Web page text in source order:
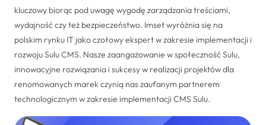
Strony internetowe
Aplikacje mobilne
Bezpieczeństwo
Marketing internetowy
Dedykowane rozwiązania
Więcej
Realizacje
Strefa wiedzy
Kariera
Kontakt
kluczowy biorąc pod uwagę wygodę zarządzania treściami,
wydajność czy też bezpieczeństwo. Imset wyróżnia się na
polskim rynku IT jako czołowy ekspert w zakresie implementacji i
rozwoju Sulu CMS. Nasze zaangażowanie w społeczność Sulu,
innowacyjne rozwiązania i sukcesy w realizacji projektów dla
renomowanych marek czynią nas zaufanym partnerem
technologicznym w zakresie implementacji CMS Sulu.